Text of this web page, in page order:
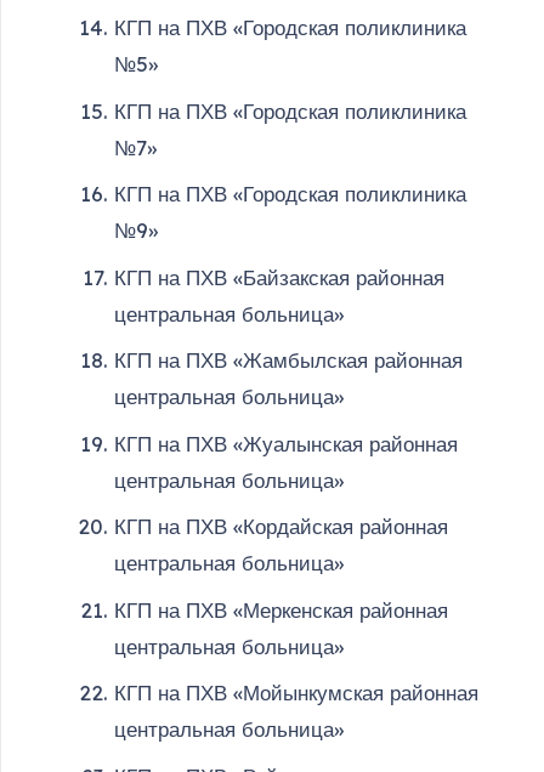
КГП на ПХВ «Городская поликлиника
№5»
КГП на ПХВ «Городская поликлиника
№7»
КГП на ПХВ «Городская поликлиника
№9»
КГП на ПХВ «Байзакская районная
центральная больница»
КГП на ПХВ «Жамбылская районная
центральная больница»
КГП на ПХВ «Жуалынская районная
центральная больница»
КГП на ПХВ «Кордайская районная
центральная больница»
КГП на ПХВ «Меркенская районная
центральная больница»
КГП на ПХВ «Мойынкумская районная
центральная больница»